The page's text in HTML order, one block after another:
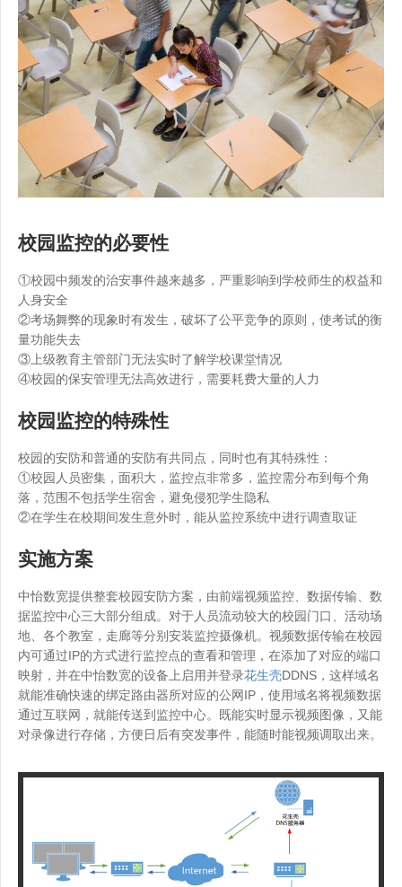
校园监控的必要性
①校园中频发的治安事件越来越多，严重影响到学校师生的权益和
人身安全
②考场舞弊的现象时有发生，破坏了公平竞争的原则，使考试的衡
量功能失去
③上级教育主管部门无法实时了解学校课堂情况
④校园的保安管理无法高效进行，需要耗费大量的人力
校园监控的特殊性
校园的安防和普通的安防有共同点，同时也有其特殊性：
①校园人员密集，面积大，监控点非常多，监控需分布到每个角
落，范围不包括学生宿舍，避免侵犯学生隐私
②在学生在校期间发生意外时，能从监控系统中进行调查取证
实施方案
中怡数宽提供整套校园安防方案，由前端视频监控、数据传输、数
据监控中心三大部分组成。对于人员流动较大的校园门口、活动场
地、各个教室，走廊等分别安装监控摄像机。视频数据传输在校园
内可通过IP的方式进行监控点的查看和管理，在添加了对应的端口
映射，并在中怡数宽的设备上启用并登录花生壳DDNS，这样域名
就能准确快速的绑定路由器所对应的公网IP，使用域名将视频数据
通过互联网，就能传送到监控中心。既能实时显示视频图像，又能
对录像进行存储，方便日后有突发事件，能随时能视频调取出来。